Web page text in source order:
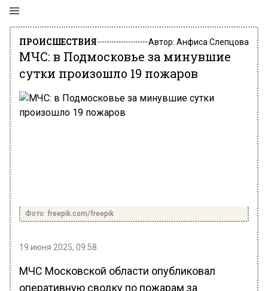
ПРОИСШЕСТВИЯ Автор: Анфиса Слепцова
МЧС: в Подмосковье за минувшие
сутки произошло 19 пожаров
Фото: freepik.com/freepik
19 июня 2025, 09:58
МЧС Московской области опубликовал
оперативную сводку по пожарам за